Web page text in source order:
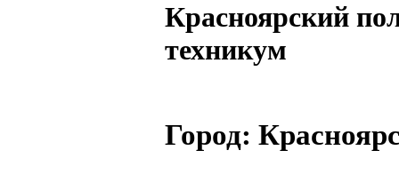
Красноярский
техникум
Город: